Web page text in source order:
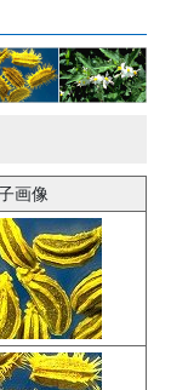
画像